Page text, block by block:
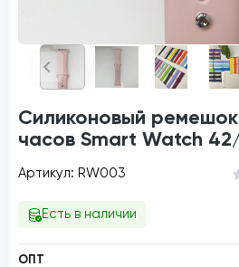
Силиконовый
часов Smart Watch
Артикул: RW003
Есть в наличии
ОПТ